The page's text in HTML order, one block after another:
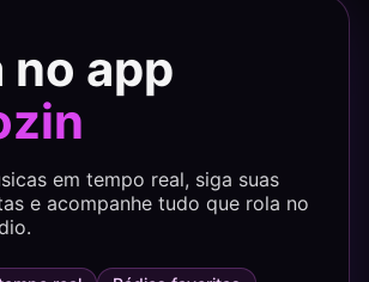
no app
em tempo real, siga suas
e acompanhe tudo que rola no